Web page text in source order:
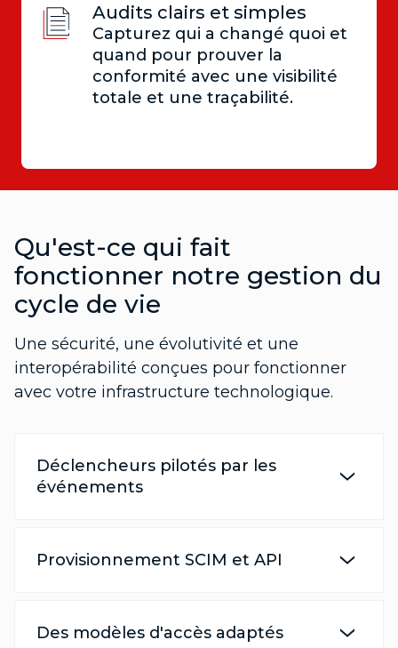
Audits clairs et simples
Capturez qui a changé quoi et
quand pour prouver la
conformité avec une visibilité
totale et une traçabilité.
Qu'est-ce qui fait
fonctionner notre gestion du
cycle de vie
Une sécurité, une évolutivité et une
interopérabilité conçues pour fonctionner
avec votre infrastructure technologique.
Déclencheurs pilotés par les
événements
Provisionnement SCIM et API
Des modèles d'accès adaptés